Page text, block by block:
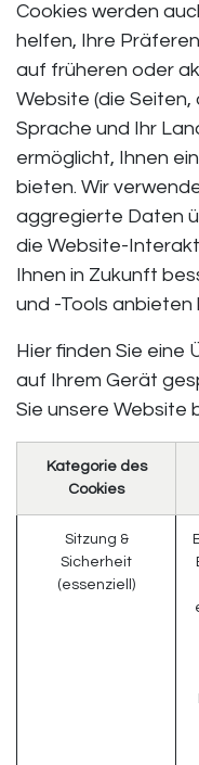
Cookies werden
helfen, Ihre
auf früheren oder
Website (die Seiten,
Sprache und Ihr
ermöglicht, Ihnen
bieten. Wir
aggregierte Daten
die Website-
Ihnen in Zukunft
und -Tools anbieten
Hier finden Sie eine
auf Ihrem Gerät
Sie unsere Website
Kategorie des
Cookies
Sitzung &
Sicherheit
(essenziell)